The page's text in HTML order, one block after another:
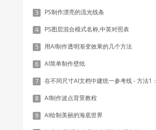
3 PS制作漂亮的流光线条
4 PS图层混合模式名称,中英对照表
5 用AI制作透明渐变效果的几个方法
6 AI简单制作壁纸
7 在不同尺寸AI文档中建统一参考线 - 方法1：对齐和分布
8 AI制作波点背景教程
9 AI绘制美丽的海底世界